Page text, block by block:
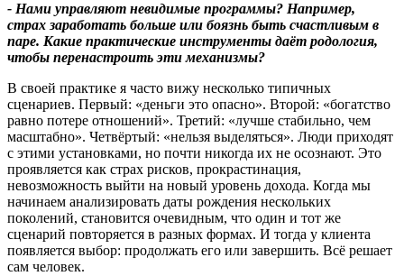
- Нами управляют невидимые программы? Например,
страх заработать больше или боязнь быть счастливым в
паре. Какие практические инструменты даёт родология,
чтобы перенастроить эти механизмы?
В своей практике я часто вижу несколько типичных
сценариев. Первый: «деньги это опасно». Второй: «богатство
равно потере отношений». Третий: «лучше стабильно, чем
масштабно». Четвёртый: «нельзя выделяться». Люди приходят
с этими установками, но почти никогда их не осознают. Это
проявляется как страх рисков, прокрастинация,
невозможность выйти на новый уровень дохода. Когда мы
начинаем анализировать даты рождения нескольких
поколений, становится очевидным, что один и тот же
сценарий повторяется в разных формах. И тогда у клиента
появляется выбор: продолжать его или завершить. Всё решает
сам человек.